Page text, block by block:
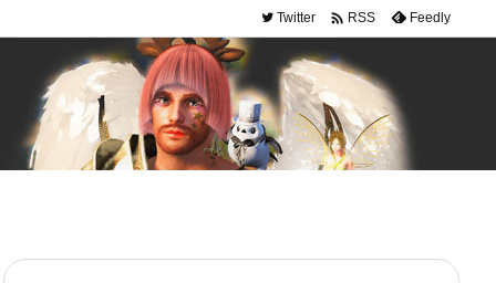
Twitter  RSS Feedly